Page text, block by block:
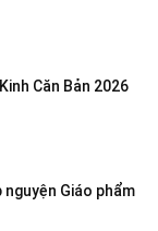
Căn Bản 2026
Giáo phẩm